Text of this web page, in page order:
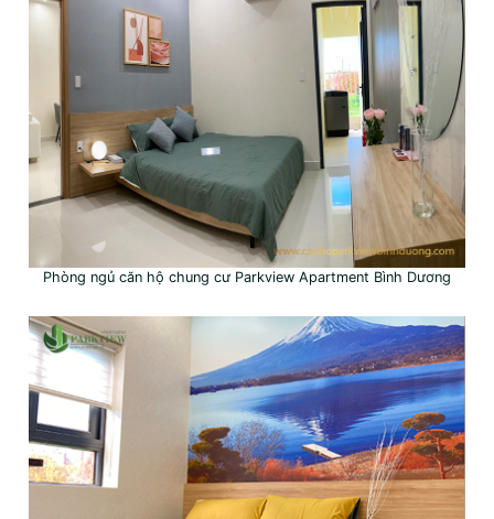
Phòng ngủ căn hộ chung cư Parkview Apartment Bình Dương